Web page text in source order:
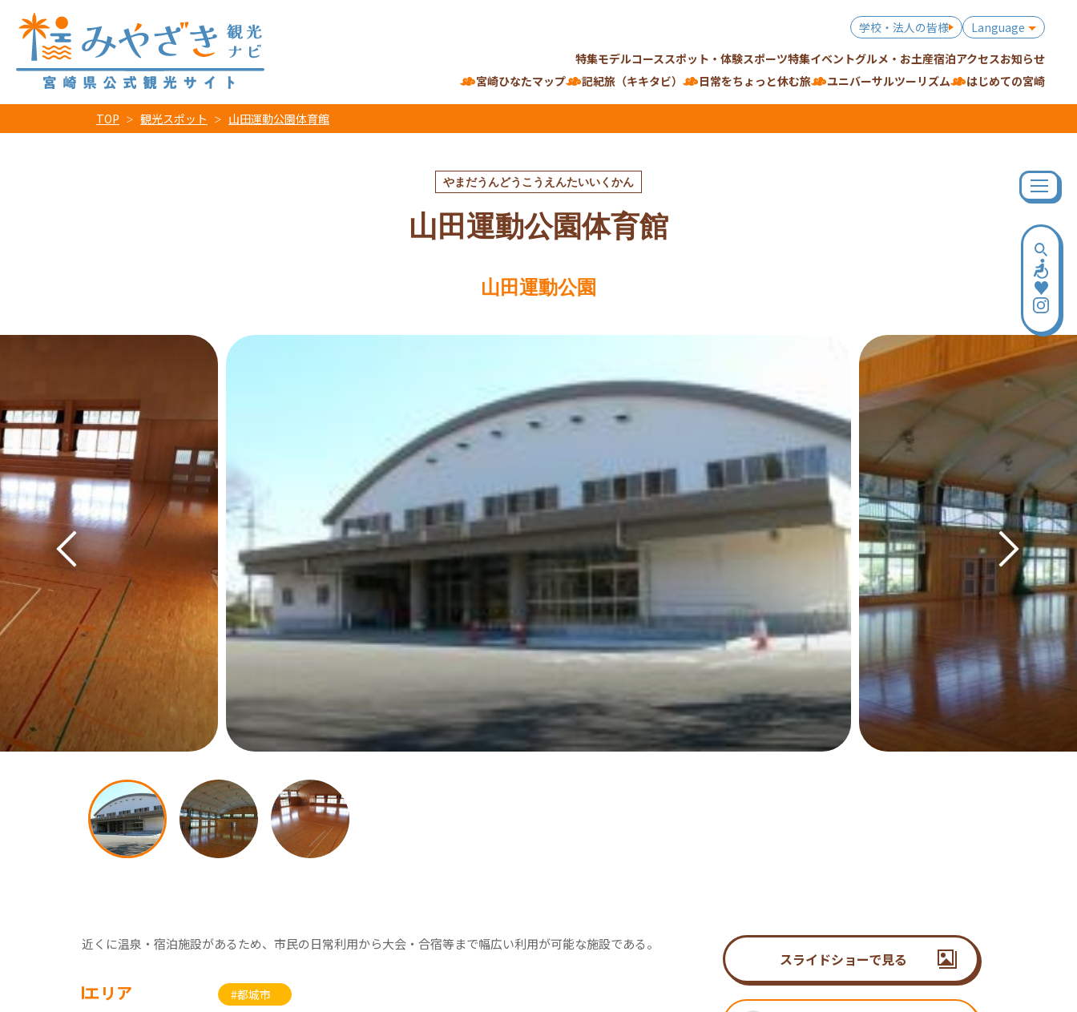
学校・法人の皆様
Language
特集モデルコーススポット・体験スポーツ特集イベントグルメ・お土産宿泊アクセスお知らせ
宮崎ひなたマップ
記紀旅（キキタビ） 日常をちょっと休む旅 ユニバーサルツーリズム はじめての宮崎
TOP 観光スポット 山田運動公園体育館
やまだうんどうこうえんたいいくかん
山田運動公園体育館
山田運動公園
近くに温泉・宿泊施設があるため、市民の日常利用から大会・合宿等まで幅広い利用が可能な施設である。
エリア #都城市
スライドショーで見る